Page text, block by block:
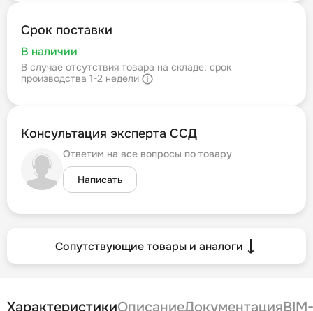
Срок поставки
В наличии
В случае отсутствия товара на складе, срок
производства 1-2 недели
Консультация эксперта ССД
Ответим на все вопросы по товару
Написать
Сопутствующие товары и аналоги
ХарактеристикиОписаниеДокументация